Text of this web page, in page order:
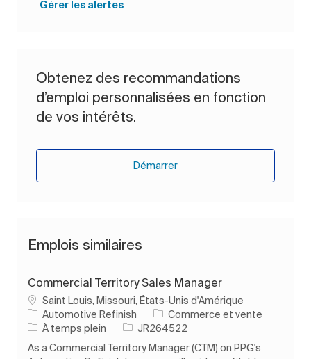
Gérer les alertes
Obtenez des recommandations
d’emploi personnalisées en fonction
de vos intérêts.
Démarrer
Emplois similaires
Commercial Territory Sales Manager
Emplacement
Saint Louis, Missouri, États-Unis d'Amérique
Automotive Refinish
Catégorie
Commerce et vente
Type d’emploi
À temps plein ID de l’emploi
JR264522
As a Commercial Territory Manager (CTM) on PPG's